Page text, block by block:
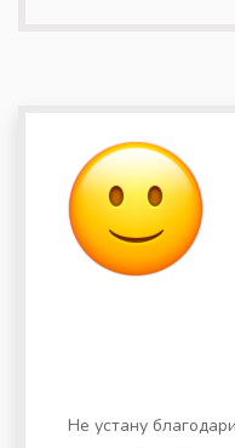
Не устану